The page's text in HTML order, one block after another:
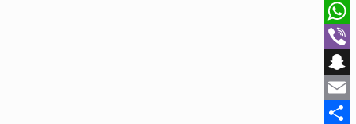
X
WhatsApp
Viber
Snapchat
Email